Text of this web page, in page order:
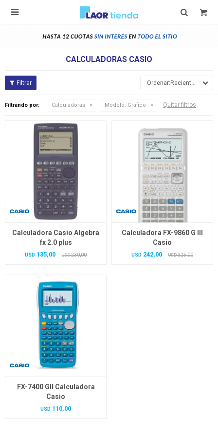

CALCULADORAS CASIO
Recientes
Filtrando por: Calculadoras Modelo: Gráfico Quitar filtros
Calculadora Casio Algebra
fx 2.0 plus
USD 135,00 USD 230,00
Calculadora FX-9860 G III
Casio
USD 242,00 USD 325,00
FX-7400 GII Calculadora
Casio
USD 110,00